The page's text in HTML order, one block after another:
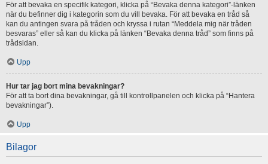
För att bevaka en specifik kategori, klicka på “Bevaka denna kategori”-länken
när du befinner dig i kategorin som du vill bevaka. För att bevaka en tråd så
kan du antingen svara på tråden och kryssa i rutan “Meddela mig när tråden
besvaras” eller så kan du klicka på länken “Bevaka denna tråd” som finns på
trådsidan.
Upp
Hur tar jag bort mina bevakningar?
För att ta bort dina bevakningar, gå till kontrollpanelen och klicka på “Hantera
bevakningar”).
Upp
Bilagor